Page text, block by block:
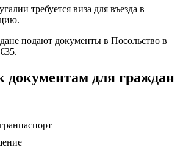
требуется виза для въезда в
подают документы в Посольство в
документам для граждан